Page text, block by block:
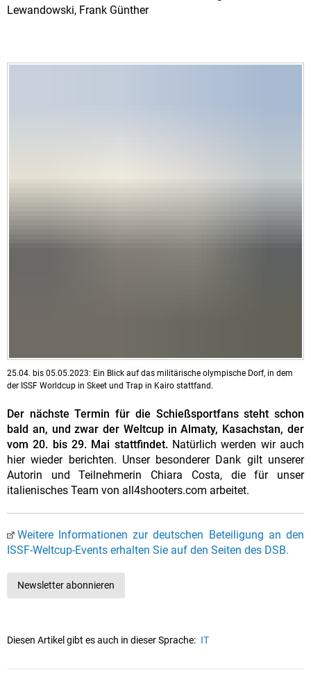
Lewandowski, Frank Günther
25.04. bis 05.05.2023: Ein Blick auf das militärische olympische Dorf, in dem
der ISSF Worldcup in Skeet und Trap in Kairo stattfand.
Der nächste Termin für die Schießsportfans steht schon
bald an, und zwar der Weltcup in Almaty, Kasachstan, der
vom 20. bis 29. Mai stattfindet. Natürlich werden wir auch
hier wieder berichten. Unser besonderer Dank gilt unserer
Autorin und Teilnehmerin Chiara Costa, die für unser
italienisches Team von all4shooters.com arbeitet.
Weitere Informationen zur deutschen Beteiligung an den
ISSF-Weltcup-Events erhalten Sie auf den Seiten des DSB.
Newsletter abonnieren
Diesen Artikel gibt es auch in dieser Sprache: IT